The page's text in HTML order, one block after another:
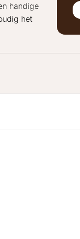
handige
het